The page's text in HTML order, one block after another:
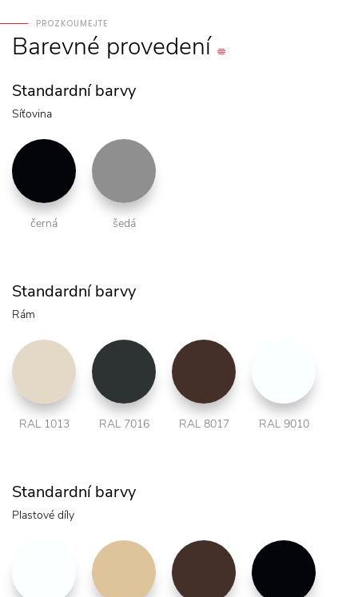
PROZKOUMEJTE
Barevné provedení
Standardní barvy
Síťovina
černá šedá
Standardní barvy
Rám
RAL 1013 RAL 7016 RAL 8017 RAL 9010
Standardní barvy
Plastové díly